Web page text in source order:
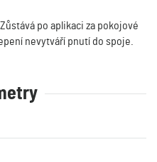
po aplikaci za pokojové
nevytváří pnutí do spoje.